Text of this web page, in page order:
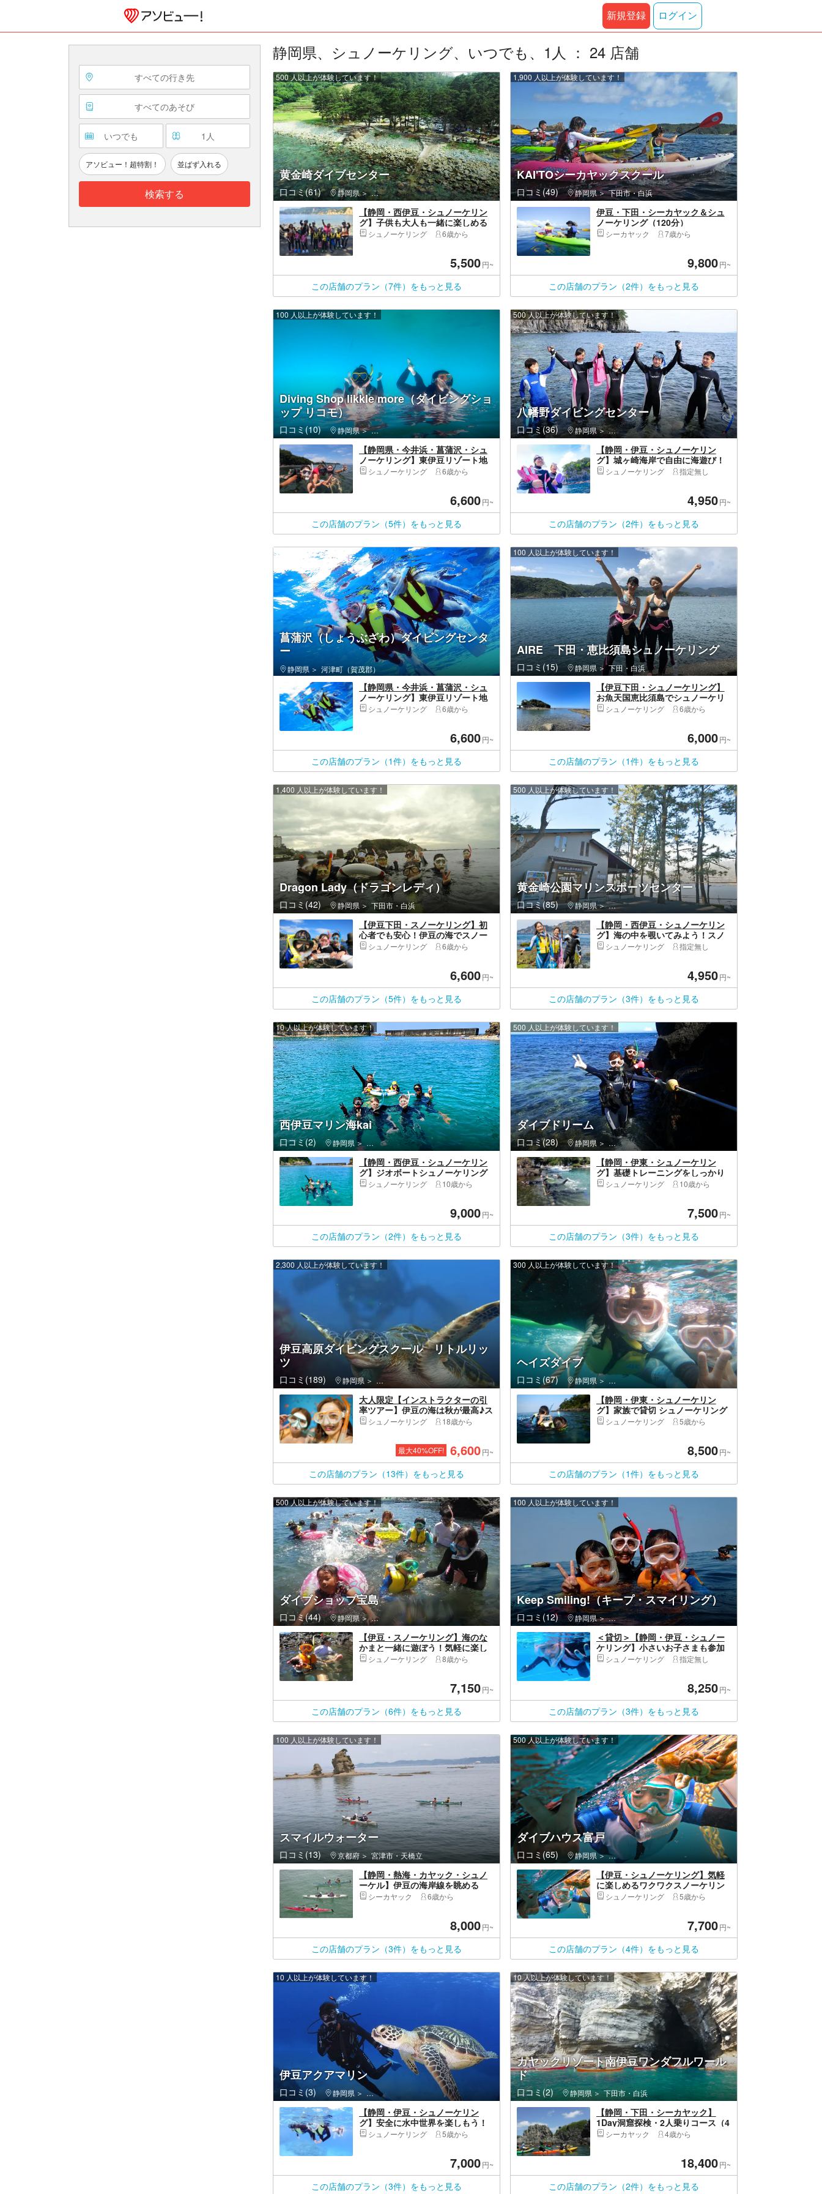
新規登録 ログイン
すべての行き先
すべてのあそび
いつでも 1 人
アソビュー！超特割！ 並ばず入れる
検索する
静岡県、シュノーケリング、いつでも、1人 ： 24 店舗
黄金崎ダイブセンター
口コミ(61) 静岡県 西伊豆町（賀茂郡）・堂ヶ島
500 人以上が体験しています！
【静岡・西伊豆・シュノーケリン
グ】子供も大人も一緒に楽しめる
シュノーケリング！伊豆黄金崎で
シュノーケリング 6歳から
5,500円~
この店舗のプラン（7件）をもっと見る
KAI'TOシーカヤックスクール
口コミ(49) 静岡県 下田市・白浜
1,900 人以上が体験しています！
伊豆・下田・シーカヤック＆シュ
ノーケリング（120分）
シーカヤック 7歳から
9,800円~
この店舗のプラン（2件）をもっと見る
Diving Shop likkle more（ダイビングショ
ップ リコモ）
口コミ(10) 静岡県 伊東市・伊豆高原・城ヶ崎海岸
100 人以上が体験しています！
【静岡県・今井浜・菖蒲沢・シュ
ノーケリング】東伊豆リゾート地
ですぐ出来るシュノーケル体験！
シュノーケリング 6歳から
6,600円~
この店舗のプラン（5件）をもっと見る
八幡野ダイビングセンター
口コミ(36) 静岡県 伊東市・伊豆高原・城ヶ崎海岸
500 人以上が体験しています！
【静岡・伊豆・シュノーケリン
グ】城ヶ崎海岸で自由に海遊び！
シュノーケリングプラン
シュノーケリング 指定無し
4,950円~
この店舗のプラン（2件）をもっと見る
菖蒲沢（しょうぶざわ）ダイビングセンタ
ー
静岡県 河津町（賀茂郡）
【静岡県・今井浜・菖蒲沢・シュ
ノーケリング】東伊豆リゾート地
ですぐ出来るシュノーケル体験！
シュノーケリング 6歳から
6,600円~
この店舗のプラン（1件）をもっと見る
AIRE 下田・恵比須島シュノーケリング
口コミ(15) 静岡県 下田・白浜
100 人以上が体験しています！
【伊豆下田・シュノーケリング】
お魚天国恵比須島でシュノーケリ
ングツアー
シュノーケリング 6歳から
6,000円~
この店舗のプラン（1件）をもっと見る
Dragon Lady（ドラゴンレディ）
口コミ(42) 静岡県 下田市・白浜
1,400 人以上が体験しています！
【伊豆下田・スノーケリング】初
心者でも安心！伊豆の海でスノー
ケリング体験
シュノーケリング 6歳から
6,600円~
この店舗のプラン（5件）をもっと見る
黄金崎公園マリンスポーツセンター
口コミ(85) 静岡県 西伊豆町（賀茂郡）・堂ヶ島
500 人以上が体験しています！
【静岡・西伊豆・シュノーケリン
グ】海の中を覗いてみよう！スノ
ーケリングプラン
シュノーケリング 指定無し
4,950円~
この店舗のプラン（3件）をもっと見る
西伊豆マリン海kai
口コミ(2) 静岡県 西伊豆町（賀茂郡）・堂ヶ島
10 人以上が体験しています！
【静岡・西伊豆・シュノーケリン
グ】ジオボートシュノーケリング
ツアーシュノーケリング 10歳から
9,000円~
この店舗のプラン（2件）をもっと見る
ダイブドリーム
口コミ(28) 静岡県 伊東市・伊豆高原・城ヶ崎海岸
500 人以上が体験しています！
【静岡・伊東・シュノーケリン
グ】基礎トレーニングをしっかり
と行い、東伊豆の海をシュノーケ
シュノーケリング 10歳から
7,500円~
この店舗のプラン（3件）をもっと見る
伊豆高原ダイビングスクール リトルリッ
ツ
口コミ(189) 静岡県 伊東市・伊豆高原・城ヶ崎海岸
2,300 人以上が体験しています！
大人限定【インストラクターの引
率ツアー】伊豆の海は秋が最高♪ス
ノーケリングツアー！広範囲の散
｜初心者、カップル、女性、家族
シュノーケリング 18歳から
最大40%OFF! 6,600円~
この店舗のプラン（13件）をもっと見る
ヘイズダイブ
口コミ(67) 静岡県 伊東市・伊豆高原・城ヶ崎海岸
300 人以上が体験しています！
【静岡・伊東・シュノーケリン
グ】家族で貸切 シュノーケリング
体験コース！5歳のお子さまから参
シュノーケリング 5歳から
8,500円~
この店舗のプラン（1件）をもっと見る
ダイブショップ宝島
口コミ(44) 静岡県 伊東市・伊豆高原・城ヶ崎海岸
500 人以上が体験しています！
【伊豆・スノーケリング】海のな
かまと一緒に遊ぼう！気軽に楽し
むスノーケリングプラン！
シュノーケリング 8歳から
7,150円~
この店舗のプラン（6件）をもっと見る
Keep Smiling!（キープ・スマイリング）
口コミ(12) 静岡県 伊東市・伊豆高原・城ヶ崎海岸
100 人以上が体験しています！
＜貸切＞【静岡・伊豆・シュノー
ケリング】小さいお子さまも参加
OK！家族みんなで海遊び！体験シ
シュノーケリング 指定無し
8,250円~
この店舗のプラン（3件）をもっと見る
スマイルウォーター
口コミ(13) 京都府 宮津市・天橋立
100 人以上が体験しています！
【静岡・熱海・カヤック・シュノ
ーケル】伊豆の海岸線を眺める
旅。シーカヤック＆シュノーケリ
ート付！ファミリー・カップル・
女性おススメ♪
シーカヤック 6歳から
8,000円~
この店舗のプラン（3件）をもっと見る
ダイブハウス富戸
口コミ(65) 静岡県 伊東市・伊豆高原・城ヶ崎海岸
500 人以上が体験しています！
【伊豆・シュノーケリング】気軽
に楽しめるワクワクスノーケリン
グ！2名様以上でお得なグループ割
シュノーケリング 5歳から
7,700円~
この店舗のプラン（4件）をもっと見る
伊豆アクアマリン
口コミ(3) 静岡県 伊東市・伊豆高原・城ヶ崎海岸
10 人以上が体験しています！
【静岡・伊豆・シュノーケリン
グ】安全に水中世界を楽しもう！
体験シュノーケリング
シュノーケリング 5歳から
7,000円~
この店舗のプラン（3件）をもっと見る
カヤックリゾート南伊豆ワンダフルワール
ド
口コミ(2) 静岡県 下田市・白浜
10 人以上が体験しています！
【静岡・下田・シーカヤック】
1Day洞窟探検・2人乗りコース（4
歳から参加OK・6時間）
シーカヤック 4歳から
18,400円~
この店舗のプラン（2件）をもっと見る